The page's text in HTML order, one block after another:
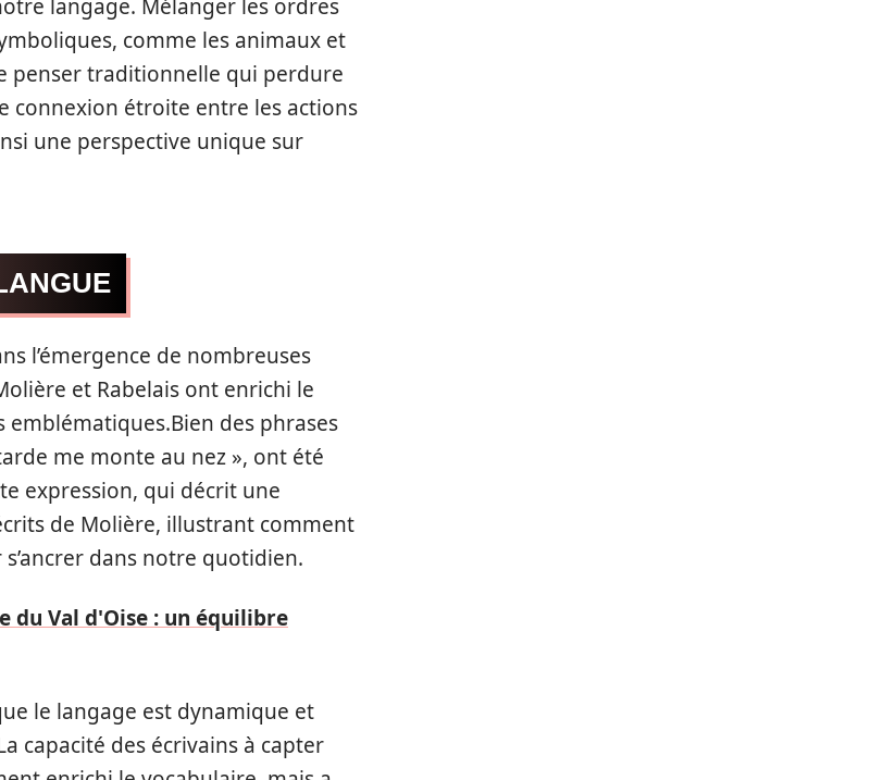
langage. Mélanger les ordres
comme les animaux et
penser traditionnelle qui perdure
connexion étroite entre les actions
une perspective unique sur
l’émergence de nombreuses
et Rabelais ont enrichi le
des phrases
me monte au nez », ont été
expression, qui décrit une
de Molière, illustrant comment
dans notre quotidien.
du Val d'Oise : un équilibre
le langage est dynamique et
capacité des écrivains à capter